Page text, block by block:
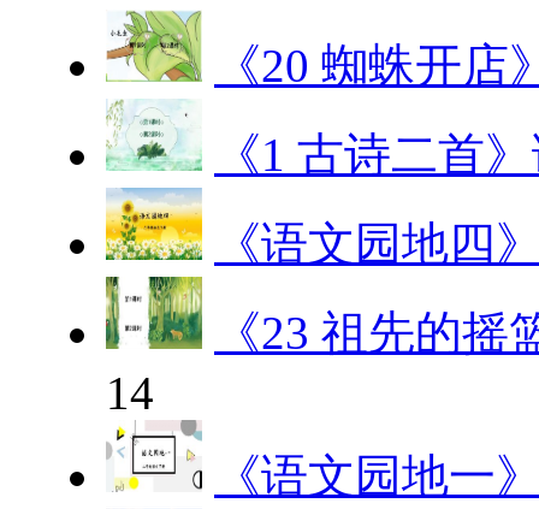
《20 蜘蛛开店
《1 古诗二首
《语文园地四
《23 祖先的摇
14
《语文园地一